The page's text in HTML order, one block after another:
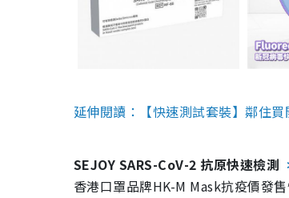
延伸閱讀：【快速測試套裝】鄰住
SEJOY SARS-CoV-2 抗原快速檢測
香港口罩品牌HK-M Mask抗疫價發